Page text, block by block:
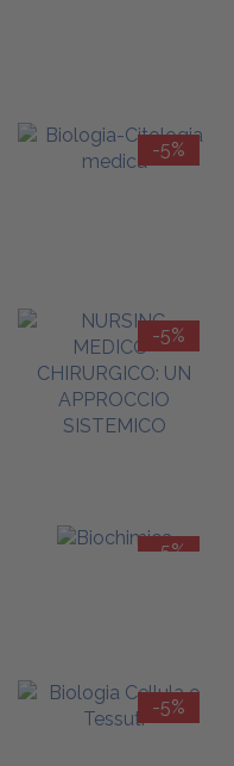
-5%
-5%
-5%
-5%